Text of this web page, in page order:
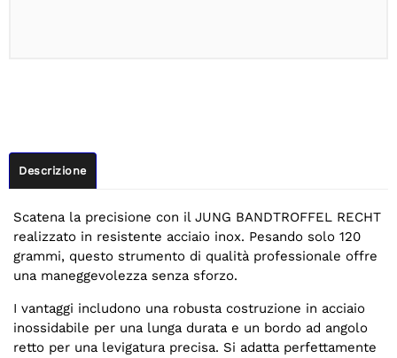
Descrizione
Scatena la precisione con il JUNG BANDTROFFEL RECHT
realizzato in resistente acciaio inox. Pesando solo 120
grammi, questo strumento di qualità professionale offre
una maneggevolezza senza sforzo.
I vantaggi includono una robusta costruzione in acciaio
inossidabile per una lunga durata e un bordo ad angolo
retto per una levigatura precisa. Si adatta perfettamente